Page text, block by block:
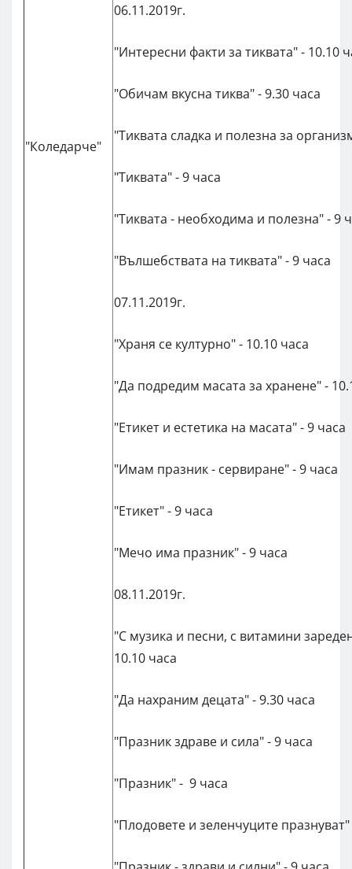
"Коледарче"
06.11.2019г.
"Интересни факти за тиквата" - 10.10
"Обичам вкусна тиква" - 9.30 часа
"Тиквата сладка и полезна за
"Тиквата" - 9 часа
"Тиквата - необходима и полезна" - 9
"Вълшебствата на тиквата" - 9 часа
07.11.2019г.
"Храня се културно" - 10.10 часа
"Да подредим масата за хранене" -
"Етикет и естетика на масата" - 9 часа
"Имам празник - сервиране" - 9 часа
"Етикет" - 9 часа
"Мечо има празник" - 9 часа
08.11.2019г.
"С музика и песни, с витамини
10.10 часа
"Да нахраним децата" - 9.30 часа
"Празник здраве и сила" - 9 часа
"Празник" - 9 часа
"Плодовете и зеленчуците празнуват"